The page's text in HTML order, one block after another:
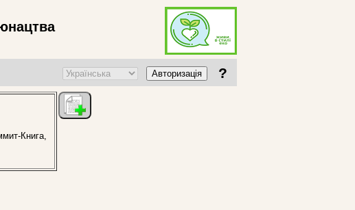
Авторизація ?
Книга,